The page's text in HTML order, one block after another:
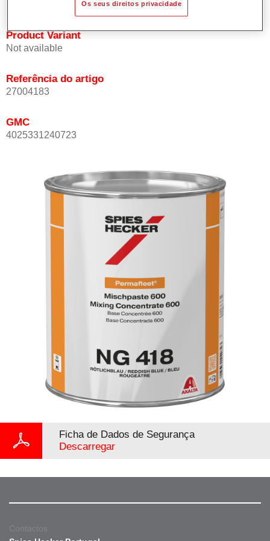
Product Variant
Not available
Referência do artigo
27004183
GMC
4025331240723
Ficha de Dados de Segurança
Descarregar
Contactos
Os seus direitos privacidade